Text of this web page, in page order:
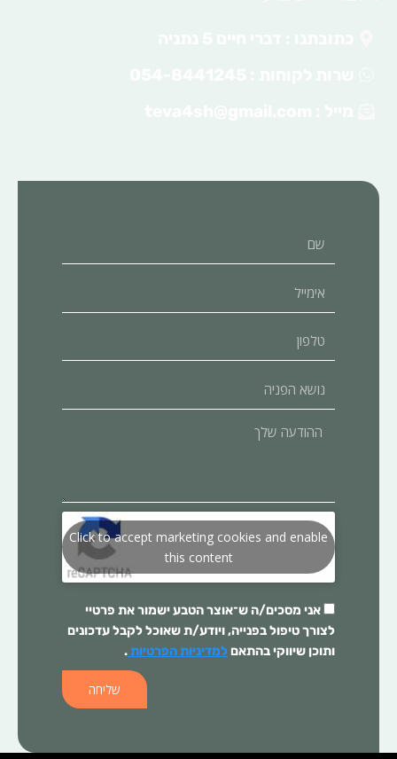
הפניה
ההודעה
Click to accept marketing cookies and enable
this content
אני מסכים/ה ש־אוצר הטבעישמור את פרטיי
לצורך טיפול בפנייה, ויודע/ת שאוכל לקבל עדכונים
ותוכן שיווקי בהתאם למדיניות הפרטיות.
שליחה